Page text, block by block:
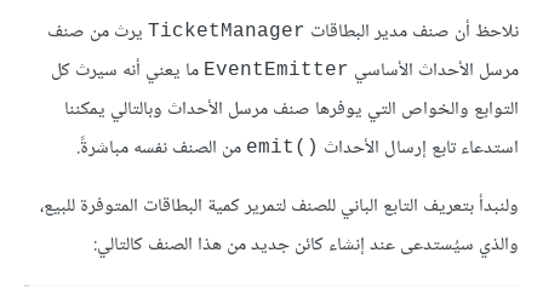
نلاحظ أن صنف مدير البطاقات ‎TicketManager‎ يرث من صنف
مرسل الأحداث الأساسي ‎EventEmitter‎ ما يعني أنه سيرث كل
التوابع والخواص التي يوفرها صنف مرسل الأحداث وبالتالي يمكننا
استدعاء تابع إرسال الأحداث ‎emit()‎ من الصنف نفسه مباشرةً.
ولنبدأ بتعريف التابع الباني للصنف لتمرير كمية البطاقات المتوفرة للبيع،
والذي سيُستدعى عند إنشاء كائن جديد من هذا الصنف كالتالي: